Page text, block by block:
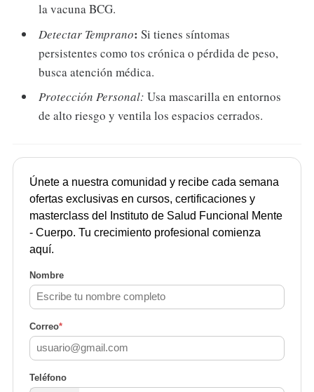
la vacuna BCG.
Detectar Temprano: Si tienes síntomas
persistentes como tos crónica o pérdida de peso,
busca atención médica.
Protección Personal: Usa mascarilla en entornos
de alto riesgo y ventila los espacios cerrados.
Únete a nuestra comunidad y recibe cada semana
ofertas exclusivas en cursos, certificaciones y
masterclass del Instituto de Salud Funcional Mente
- Cuerpo. Tu crecimiento profesional comienza
aquí.
Nombre
Correo*
Teléfono